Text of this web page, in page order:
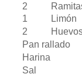
2 Ramitas
1 Limón
2
Pan rallado
Harina
Sal